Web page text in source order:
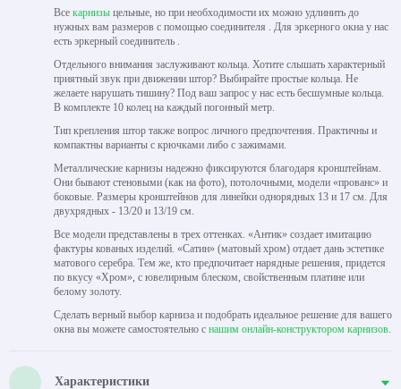
Все карнизы цельные, но при необходимости их можно удлинить до
нужных вам размеров с помощью соединителя . Для эркерного окна у нас
есть эркерный соединитель .
Отдельного внимания заслуживают кольца. Хотите слышать характерный
приятный звук при движении штор? Выбирайте простые кольца. Не
желаете нарушать тишину? Под ваш запрос у нас есть бесшумные кольца.
В комплекте 10 колец на каждый погонный метр.
Тип крепления штор также вопрос личного предпочтения. Практичны и
компактны варианты с крючками либо с зажимами.
Металлические карнизы надежно фиксируются благодаря кронштейнам.
Они бывают стеновыми (как на фото), потолочными, модели «прованс» и
боковые. Размеры кронштейнов для линейки однорядных 13 и 17 см. Для
двухрядных - 13/20 и 13/19 см.
Все модели представлены в трех оттенках. «Антик» создает имитацию
фактуры кованых изделий. «Сатин» (матовый хром) отдает дань эстетике
матового серебра. Тем же, кто предпочитает нарядные решения, придется
по вкусу «Хром», с ювелирным блеском, свойственным платине или
белому золоту.
Сделать верный выбор карниза и подобрать идеальное решение для вашего
окна вы можете самостоятельно с нашим онлайн-конструктором карнизов.
Характеристики